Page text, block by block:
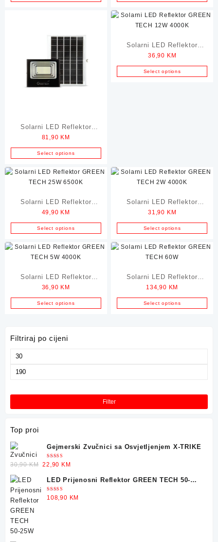
Solarni LED Reflektor
GREEN TECH 100W 6500K
81,90 KM
Select options
Solarni LED Reflektor
GREEN TECH 12W 4000K
36,90 KM
Select options
Solarni LED Reflektor
GREEN TECH 25W 6500K
49,90 KM
Select options
Solarni LED Reflektor
GREEN TECH 2W 4000K
31,90 KM
Select options
Solarni LED Reflektor
GREEN TECH 5W 4000K
36,90 KM
Select options
Solarni LED Reflektor
GREEN TECH 60W
134,90 KM
Select options
Filtriraj po cijeni
Minimalna
Maksimalna
Filter
Top proi
Gejmerski Zvučnici sa Osvjetljenjem X-TRIKE
Ocjenjeno
5.00 od 5
30,90KM Original
was:
30,90 KM.
22,90 KM
is:
22,90 KM.
LED Prijenosni Reflektor GREEN TECH 50-
25W
Ocjenjeno
5.00od 5
108,90 KM